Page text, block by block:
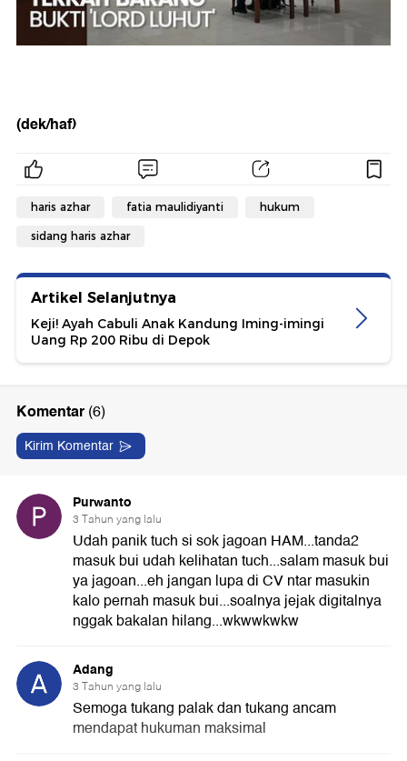
(dek/haf)
haris azhar fatia maulidiyanti hukum
sidang haris azhar
Artikel Selanjutnya
Keji! Ayah Cabuli Anak Kandung Iming-imingi
Uang Rp 200 Ribu di Depok